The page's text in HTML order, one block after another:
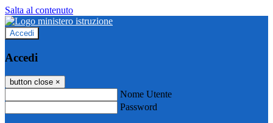
Salta al contenuto
Accedi
Accedi
button close ×
Nome Utente
Password